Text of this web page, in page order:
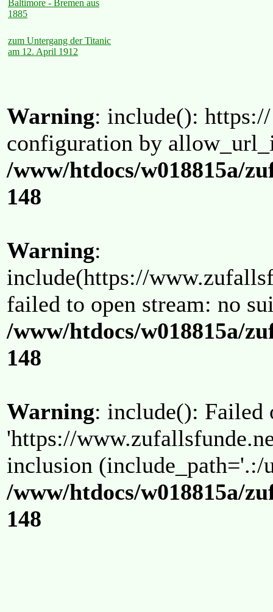
Baltimore - Bremen aus
1885
zum Untergang der Titanic
am 12. April 1912
Warning: include():
configuration by
/www/htdocs/w018815a/
148
Warning:
include(https://
failed to open stream: no
/www/htdocs/w018815a/
148
Warning: include(): Failed
'https://
inclusion (include_path='.:/
/www/htdocs/w018815a/
148